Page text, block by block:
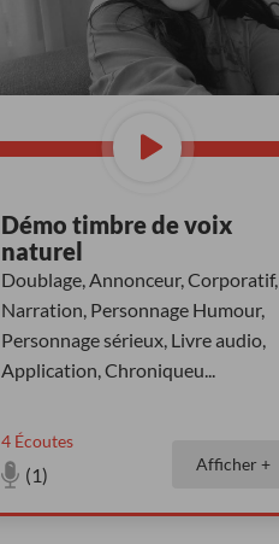
Démo timbre de voix
naturel
Doublage, Annonceur, Corporatif,
Narration, Personnage Humour,
Personnage sérieux, Livre audio,
Application, Chroniqueu...
4Écoutes
(1) Afficher +